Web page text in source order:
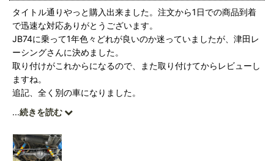
タイトル通りやっと購入出来ました。注文から1日での商品到着
で迅速な対応ありがとうございます。
JB74に乗って1年色々どれが良いのか迷っていましたが、津田レ
ーシングさんに決めました。
取り付けがこれからになるので、また取り付けてからレビューし
ますね。
追記、全く別の車になりました。
もっと早く交換すれば良かったですね😃
ジムニーに乗るのが一段と楽しみになりました😃
...続きを読む